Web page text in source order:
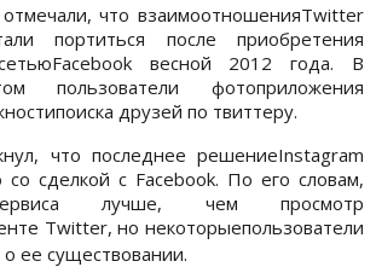
что взаимоотношенияTwitter
портиться после приобретения
весной 2012 года. В
пользователи фотоприложения
друзей по твиттеру.
что последнее решениеInstagram
со сделкой с Facebook. По его словам,
лучше, чем просмотр
Twitter, но некоторыепользователи
ее существовании.